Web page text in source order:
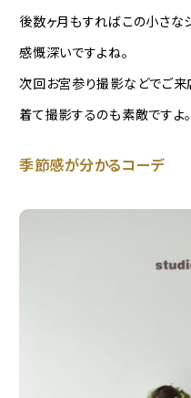
後数ヶ月もすればこの小さな
感慨深いですよね。
次回お宮参り撮影などでご来
着て撮影するのも素敵ですよ。
季節感が分かるコーデ